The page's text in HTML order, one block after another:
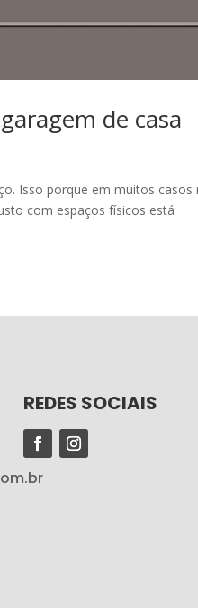
de casa
Isso porque em muitos casos
com espaços físicos está
REDES SOCIAIS